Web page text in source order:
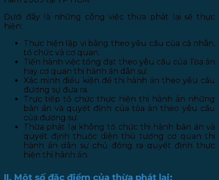
Dưới đây là những công việc thừa phát lại sẽ thực
hiện:
Thực hiện lập vi bằng theo yêu cầu của cá nhân,
tổ chức và cơ quan.
Tiến hành việc tống đạt theo yêu cầu của Tòa án
hay cơ quan thi hành án dân sự.
Xác minh điều kiện để thi hành án theo yêu cầu
đương sự đưa ra.
Trực tiếp tổ chức thực hiện thi hành án những
bản án và quyết định của tòa án theo yêu cầu
của đương sự.
Thừa phát lại không tổ chức thi hành bản án và
quyết định thuộc diện thủ tướng cơ quan thi
hành án dân sự chủ động ra quyết định thực
hiện thi hành án.
II. Một số đặc điểm của thừa phát lại: